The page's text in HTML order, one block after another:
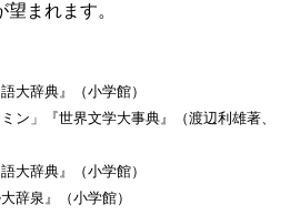
まれます。
大辞典』（小学館）
ン」『世界文学大事典』（渡辺利雄著、
大辞典』（小学館）
辞泉』（小学館）